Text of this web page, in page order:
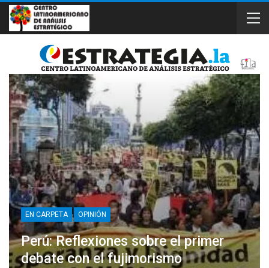
EN CARPETA OPINIÓN
Perú: Reflexiones sobre el primer
debate con el fujimorismo